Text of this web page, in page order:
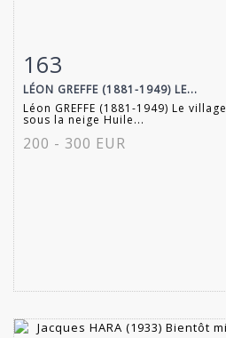
Item detail
163
LÉON GREFFE (1881-1949) LE...
Léon GREFFE (1881-1949) Le village
sous la neige Huile...
200 - 300 EUR